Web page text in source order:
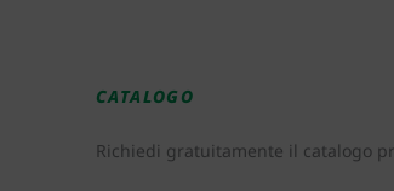
CATALOGO
Richiedi gratuitamente il catalogo